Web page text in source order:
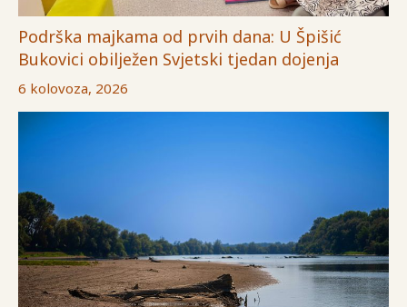
Podrška majkama od prvih dana: U Špišić
Bukovici obilježen Svjetski tjedan dojenja
6 kolovoza, 2026